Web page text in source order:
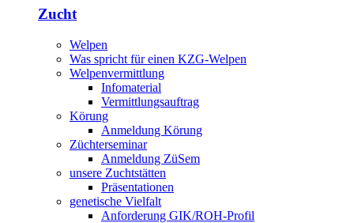
Zucht
Welpen
Was spricht für einen KZG-Welpen
Welpenvermittlung
Infomaterial
Vermittlungsauftrag
Körung
Anmeldung Körung
Züchterseminar
Anmeldung ZüSem
unsere Zuchtstätten
Präsentationen
genetische Vielfalt
Anforderung GIK/ROH-Profil